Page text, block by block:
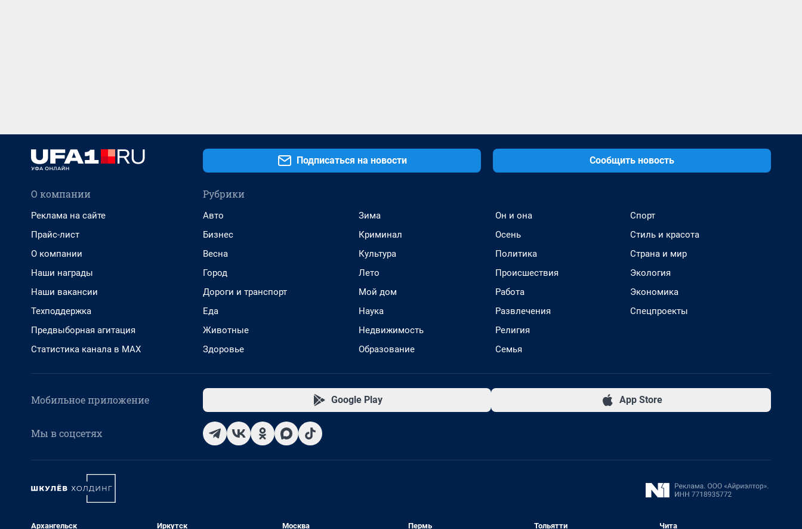
Подписаться на новости Сообщить новость
О компании
Реклама на сайте
Прайс-лист
О компании
Наши награды
Наши вакансии
Техподдержка
Предвыборная агитация
Статистика канала в MAX
Рубрики
Авто
Бизнес
Весна
Город
Дороги и транспорт
Еда
Животные
Здоровье
Зима
Криминал
Культура
Лето
Мой дом
Наука
Недвижимость
Образование
Он и она
Осень
Политика
Происшествия
Работа
Развлечения
Религия
Семья
Спорт
Стиль и красота
Страна и мир
Экология
Экономика
Спецпроекты
Мобильное приложение Google Play App Store
Мы в соцсетях
Архангельск Иркутск Москва Пермь Тольятти Чита